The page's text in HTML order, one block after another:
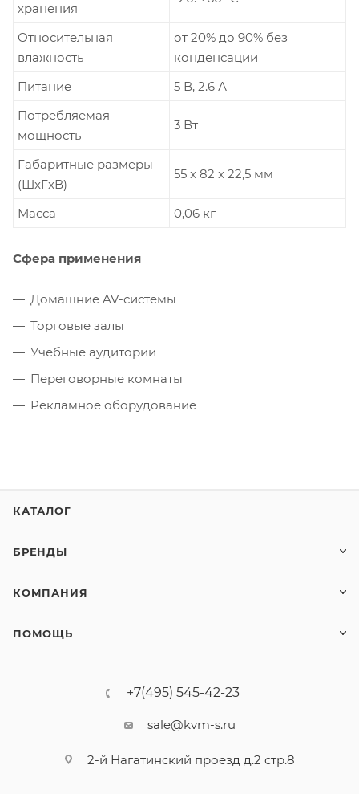
хранения
Относительная
влажность
от 20% до 90% без
конденсации
Питание
5 В, 2.6 А
Потребляемая
мощность
3 Вт
Габаритные размеры
(ШxГxВ)
55 x 82 x 22,5 мм
Масса 0,06 кг
Сфера применения
Домашние AV-системы
Торговые залы
Учебные аудитории
Переговорные комнаты
Рекламное оборудование
КАТАЛОГ
БРЕНДЫ
КОМПАНИЯ
ПОМОЩЬ
+7(495) 545-42-23
sale@kvm-s.ru
2-й Нагатинский проезд д.2 стр.8